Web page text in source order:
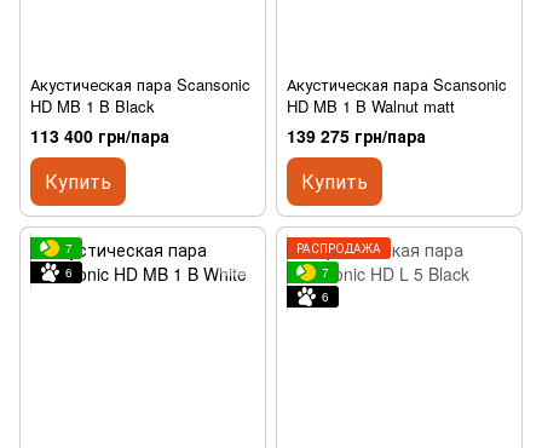
Акустическая пара Scansonic
HD MB 1 B Black
113 400 грн/пара
Купить
Акустическая пара Scansonic
HD MB 1 B Walnut matt
139 275 грн/пара
Купить
7
6
РАСПРОДАЖА
7
6